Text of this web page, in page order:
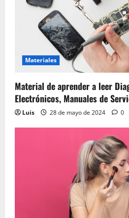
Materiales
Material de aprender a leer
Electrónicos, Manuales de
Luis 28 de mayo de 2024 0